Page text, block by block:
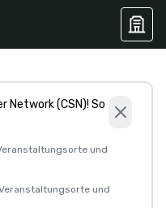
Network (CSN)! So
und
und